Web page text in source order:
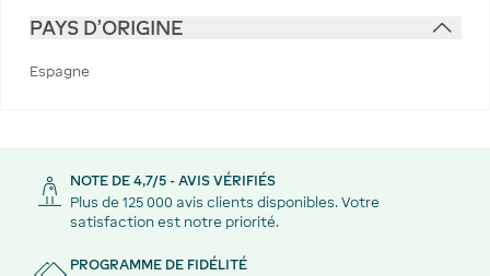
PAYS D'ORIGINE
Espagne
NOTE DE 4,7/5 - AVIS VÉRIFIÉS
Plus de 125 000 avis clients disponibles. Votre
satisfaction est notre priorité.
PROGRAMME DE FIDÉLITÉ